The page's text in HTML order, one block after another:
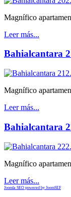
Magnífico
Leer más...
Bahialcantara
Magnífico
Leer más...
Bahialcantara
Magnífico
Leer más...
Joomla SEO powered by JoomSEF